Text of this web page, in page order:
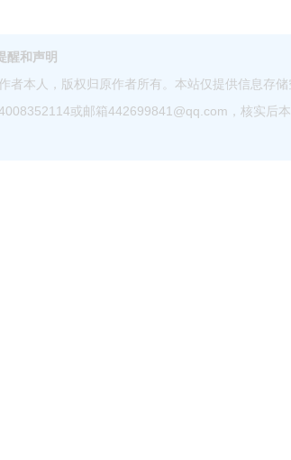
醒和声明
本人，版权归原作者所有。本站仅提供信息存
或邮箱442699841@qq.com，核实后